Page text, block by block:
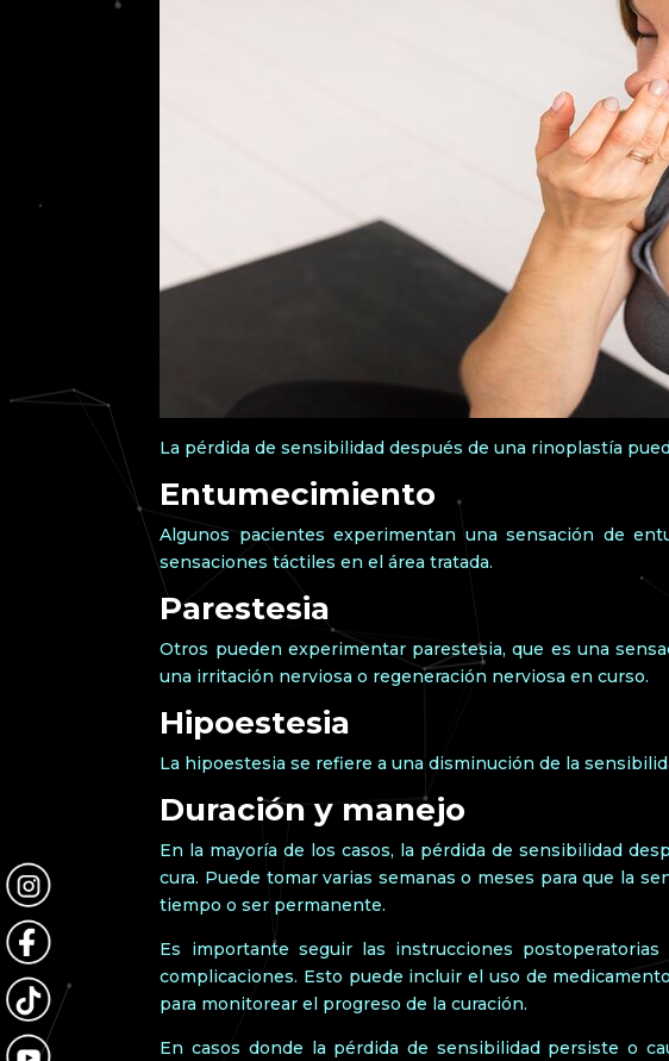
La pérdida de sensibilidad después de una rinoplastía
Entumecimiento
Algunos pacientes experimentan una sensación de
sensaciones táctiles en el área tratada.
Parestesia
Otros pueden experimentar parestesia, que es una
una irritación nerviosa o regeneración nerviosa en curso.
Hipoestesia
La hipoestesia se refiere a una disminución de la
Duración y manejo
En la mayoría de los casos, la pérdida de sensibilidad
cura. Puede tomar varias semanas o meses para que la
tiempo o ser permanente.
Es importante seguir las instrucciones
complicaciones. Esto puede incluir el uso de
para monitorear el progreso de la curación.
En casos donde la pérdida de sensibilidad persiste o